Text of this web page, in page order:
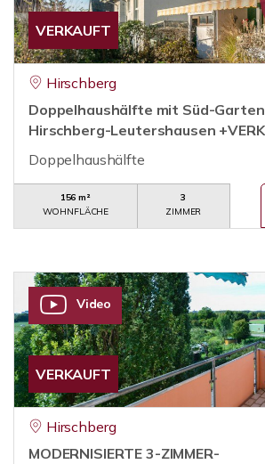
VERKAUFT
Hirschberg
Doppelhaushälfte mit Süd-
Hirschberg-Leutershausen
Doppelhaushälfte
156 m²
WOHNFLÄCHE
3
ZIMMER
VERKAUFT
Video
Hirschberg
MODERNISIERTE 3-ZIMMER-